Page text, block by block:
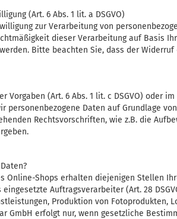
(Art. 6 Abs. 1 lit. a DSGVO)
zur Verarbeitung von
dieser Verarbeitung auf Basis
Bitte beachten Sie, dass der
Vorgaben (Art. 6 Abs. 1 lit. c DSGVO) oder
personenbezogene Daten auf Grundlage
Rechtsvorschriften, wie z.B. die
Online-Shops erhalten diejenigen Stellen
eingesetzte Auftragsverarbeiter (Art. 28
Produktion von Fotoprodukten,
GmbH erfolgt nur, wenn gesetzliche